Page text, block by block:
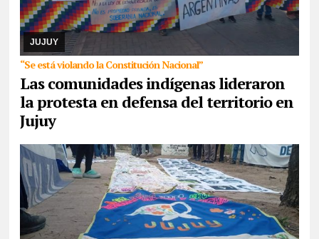
JUJUY
“Se está violando la Constitución Nacional”
Las comunidades indígenas lideraron
la protesta en defensa del territorio en
Jujuy
07/08/2026 Reunidos por el rechazo a “la venta de la
Pachamama”, manifestantes de todos los sectores sociales de la
provincia confluyeron en San Salvador para r ...